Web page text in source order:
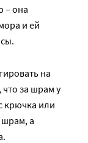
– она
и ей
на
за шрам у
крючка или
шрам, а